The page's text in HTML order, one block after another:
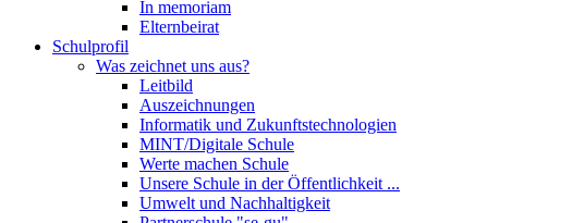
In memoriam
Elternbeirat
Schulprofil
Was zeichnet uns aus?
Leitbild
Auszeichnungen
Informatik und Zukunftstechnologien
MINT/Digitale Schule
Werte machen Schule
Unsere Schule in der Öffentlichkeit ...
Umwelt und Nachhaltigkeit